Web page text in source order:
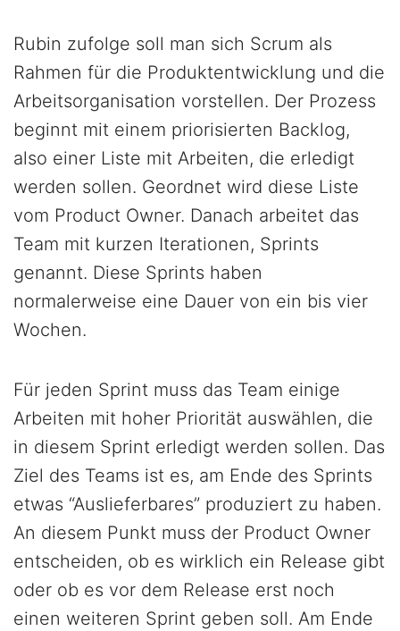
Rubin zufolge soll man sich Scrum als
Rahmen für die Produktentwicklung und die
Arbeitsorganisation vorstellen. Der Prozess
beginnt mit einem priorisierten Backlog,
also einer Liste mit Arbeiten, die erledigt
werden sollen. Geordnet wird diese Liste
vom Product Owner. Danach arbeitet das
Team mit kurzen Iterationen, Sprints
genannt. Diese Sprints haben
normalerweise eine Dauer von ein bis vier
Wochen.
Für jeden Sprint muss das Team einige
Arbeiten mit hoher Priorität auswählen, die
in diesem Sprint erledigt werden sollen. Das
Ziel des Teams ist es, am Ende des Sprints
etwas “Auslieferbares” produziert zu haben.
An diesem Punkt muss der Product Owner
entscheiden, ob es wirklich ein Release gibt
oder ob es vor dem Release erst noch
einen weiteren Sprint geben soll. Am Ende